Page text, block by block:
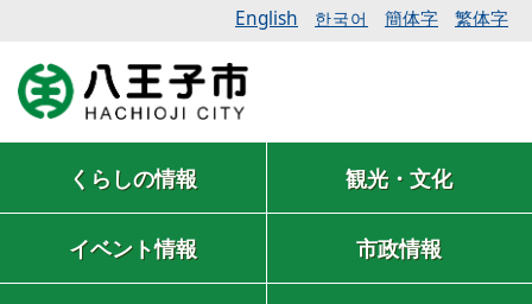
English 한국어 簡体字 繁体字
くらしの情報 観光・文化
イベント情報 市政情報